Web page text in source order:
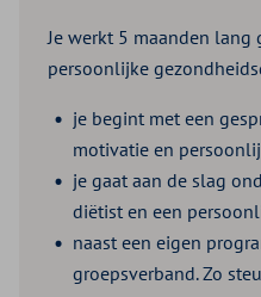
Je werkt 5 maanden
persoonlijke
je begint met een
motivatie en
je gaat aan de slag
diëtist en een
naast een eigen
groepsverband. Zo